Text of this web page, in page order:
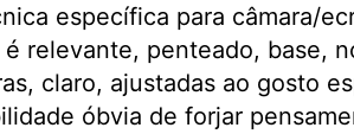
específica para câmara/
é relevante, penteado, base,
claro, ajustadas ao gosto
óbvia de forjar